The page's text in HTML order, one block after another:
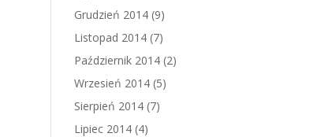
Grudzień 2014 (9)
Listopad 2014 (7)
Październik 2014 (2)
Wrzesień 2014 (5)
Sierpień 2014 (7)
Lipiec 2014 (4)